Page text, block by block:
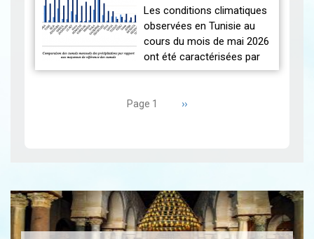
Nous r…
MAI 2026|2026-06-17
Les conditions climatiques
observées en Tunisie au
cours du mois de mai 2026
ont été caractérisées par
des températures proches
répartition spatiale
Page 1 Page
››